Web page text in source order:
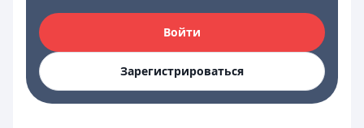
Войти
Зарегистрироваться